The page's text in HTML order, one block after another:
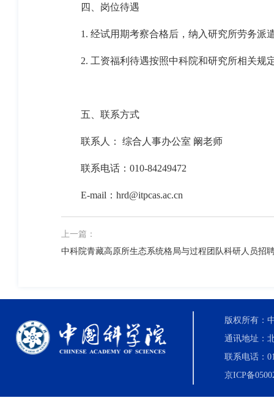
四、岗位待遇
1. 经试用期考察合格后，纳入研究所劳务派
2. 工资福利待遇按照中科院和研究所相关规
五、联系方式
联系人： 综合人事办公室 阚老师
联系电话： 010-84249472
E-mail ： hrd@itpcas.ac.cn
上一篇：
中科院青藏高原所生态系统格局与过程团队科研人员招
版权所有：
通讯地址：
联系电话：
京ICP备